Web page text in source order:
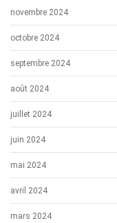
novembre 2024
octobre 2024
septembre 2024
août 2024
juillet 2024
juin 2024
mai 2024
avril 2024
mars 2024